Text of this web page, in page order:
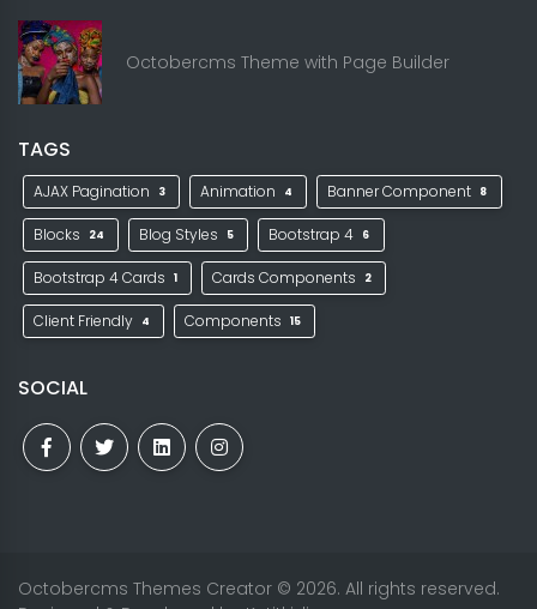
Octobercms Theme with Page Builder
TAGS
AJAX Pagination 3 Animation 4 Banner Component 8
Blocks 24 Blog Styles 5 Bootstrap 4 6
Bootstrap 4 Cards 1 Cards Components 2
Client Friendly 4 Components 15
SOCIAL
Octobercms Themes Creator © 2026. All rights reserved.